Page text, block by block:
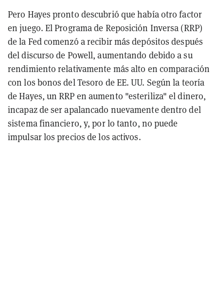
Pero Hayes pronto descubrió que había otro factor
en juego. El Programa de Reposición Inversa (RRP)
de la Fed comenzó a recibir más depósitos después
del discurso de Powell, aumentando debido a su
rendimiento relativamente más alto en comparación
con los bonos del Tesoro de EE. UU. Según la teoría
de Hayes, un RRP en aumento "esteriliza" el dinero,
incapaz de ser apalancado nuevamente dentro del
sistema financiero, y, por lo tanto, no puede
impulsar los precios de los activos.